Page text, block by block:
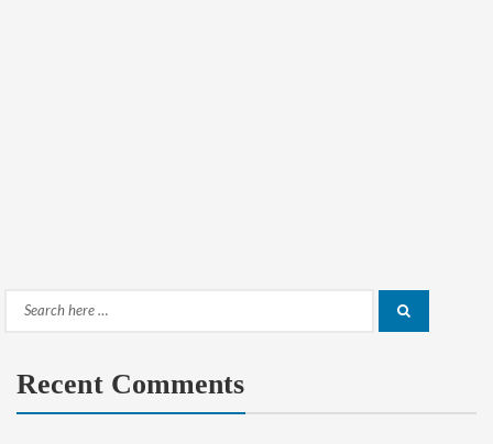
Search
Recent Comments